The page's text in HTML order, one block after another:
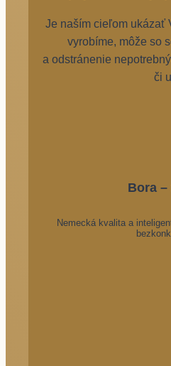
Je naším cieľom ukázať
vyrobíme, môže so
a odstránenie
či
Bora
Nemecká kvalita a